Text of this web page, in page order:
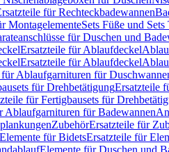
für Rechteckbadewannen
MontagelementeSets Füße und
für Duschen und
Ersatzteile für Ablaufdeckel
Ersatzteile für Ablaufdeckel
Ablaufgarnituren für
für DrehbetätigungErsatzteile
für Fertigbausets für
Ablaufgarnituren für Badewannen
ZubehörErsatzteile für
Elemente für BidetsErsatzteile für
Elemente für Duschen und